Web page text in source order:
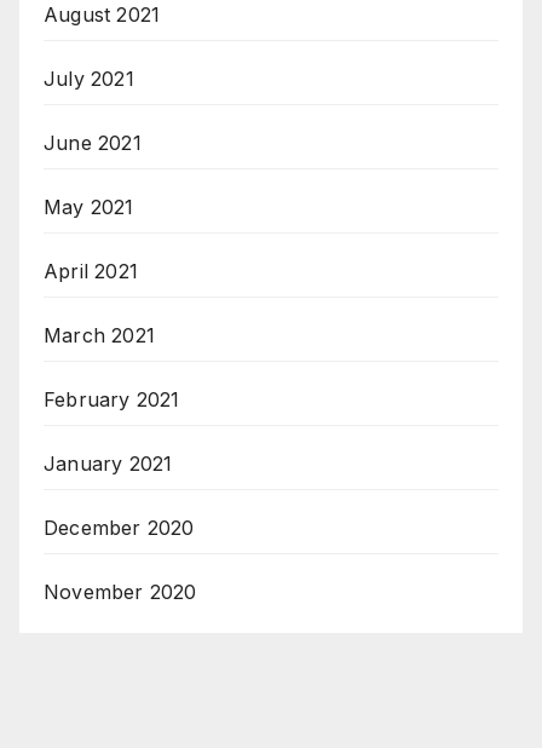
August 2021
July 2021
June 2021
May 2021
April 2021
March 2021
February 2021
January 2021
December 2020
November 2020